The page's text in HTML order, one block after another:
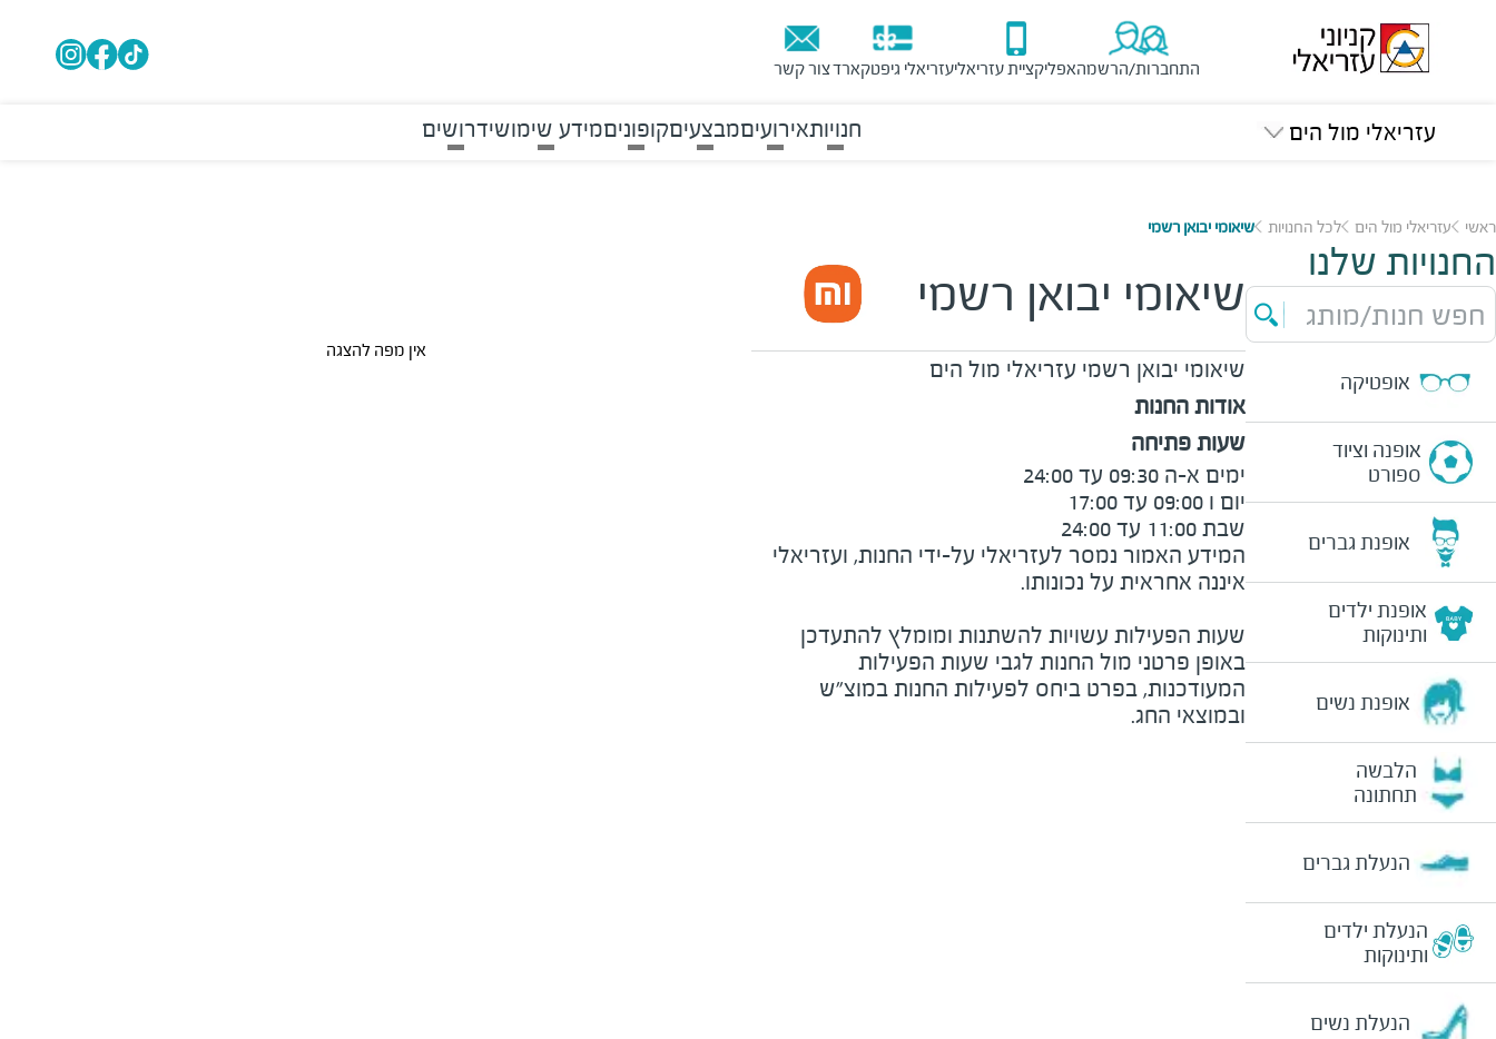
התחברות/הרשמהאפליקציית עזריאליעזריאלי גיפטקארדצור קשר
עזריאלי מול הים חנויותאירועיםמבצעיםקופוניםמידע שימושידרושים
ראשי עזריאלי מול הים לכל החנויות שיאומי יבואן רשמי
החנויות שלנו
חפש חנות/מותג
אופטיקה
אופנה וציוד
ספורט
אופנת גברים
אופנת ילדים
ותינוקות
אופנת נשים
הלבשה
תחתונה
הנעלת גברים
הנעלת ילדים
ותינוקות
הנעלת נשים
שיאומי יבואן רשמי
שיאומי יבואן רשמי עזריאלי מול הים
אודות החנות
שעות פתיחה
שבת 11:00 עד 24:00
המידע האמור נמסר לעזריאלי על-ידי החנות, ועזריאלי
שעות הפעילות עשויות להשתנות ומומלץ להתעדכן
באופן פרטני מול החנות לגבי שעות הפעילות
המעודכנות, בפרט ביחס לפעילות החנות במוצ"ש
ובמוצאי החג.
אין מפה להצגה